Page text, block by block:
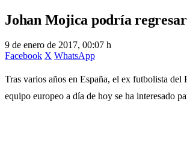
Johan Mojica podría
9 de enero de 2017, 00:07 h
Facebook X WhatsApp
Tras varios años en España, el ex futbolista
equipo europeo a día de hoy se ha interesado